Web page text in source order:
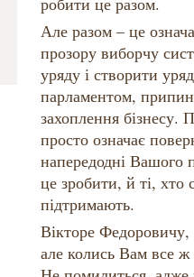
Але разом – це
прозору виборчу
уряду і створити
парламентом,
захоплення бізнесу.
просто означає
напередодні
це зробити, й ті, хто
підтримають.
Вікторе
але колись Вам все ж